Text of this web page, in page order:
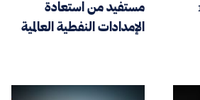
مستفيد من استعادة
الإمدادات النفطية العالمية